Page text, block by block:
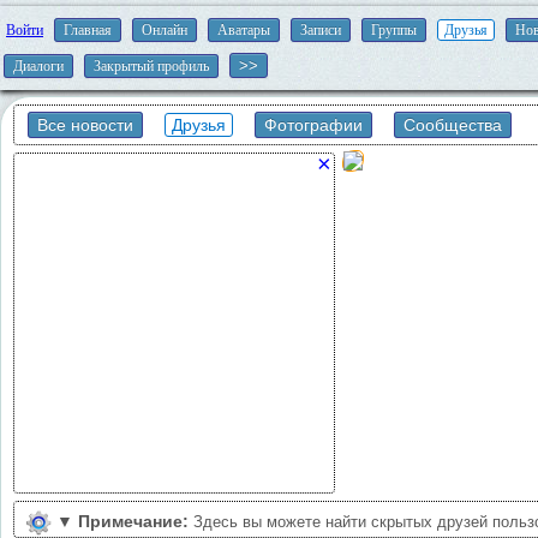
Войти Главная Онлайн Аватары Записи Группы Друзья
Диалоги Закрытый профиль
Все новости Друзья Фотографии Сообщества
×
▼ Примечание: Здесь вы можете найти скрытых друзей